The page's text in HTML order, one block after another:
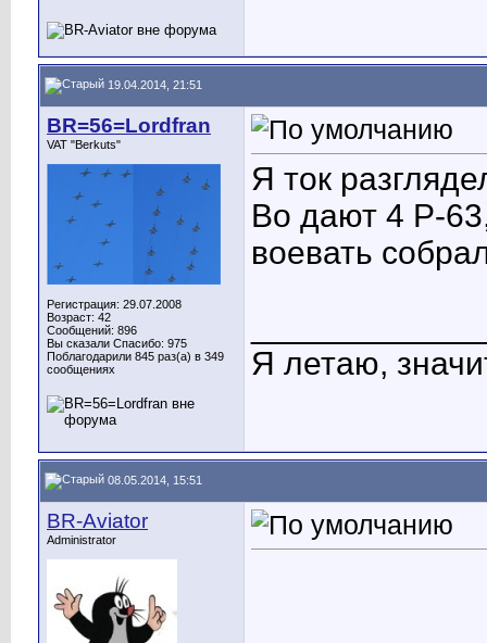
19.04.2014, 21:51
BR=56=Lordfran
VAT "Berkuts"
Регистрация: 29.07.2008
Возраст: 42
Сообщений: 896
Вы сказали Спасибо: 975
Поблагодарили 845 раз(а) в 349
сообщениях
Я ток
Во дают 4 Р-
воевать
Я летаю,
08.05.2014, 15:51
BR-Aviator
Administrator